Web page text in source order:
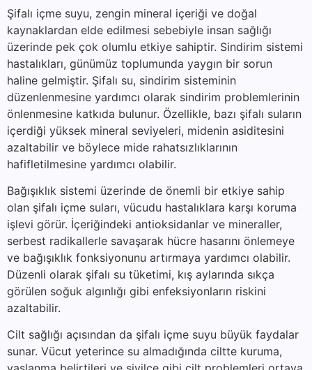
Şifalı içme suyu, zengin mineral içeriği ve doğal
kaynaklardan elde edilmesi sebebiyle insan sağlığı
üzerinde pek çok olumlu etkiye sahiptir. Sindirim sistemi
hastalıkları, günümüz toplumunda yaygın bir sorun
haline gelmiştir. Şifalı su, sindirim sisteminin
düzenlenmesine yardımcı olarak sindirim problemlerinin
önlenmesine katkıda bulunur. Özellikle, bazı şifalı suların
içerdiği yüksek mineral seviyeleri, midenin asiditesini
azaltabilir ve böylece mide rahatsızlıklarının
hafifletilmesine yardımcı olabilir.
Bağışıklık sistemi üzerinde de önemli bir etkiye sahip
olan şifalı içme suları, vücudu hastalıklara karşı koruma
işlevi görür. İçeriğindeki antioksidanlar ve mineraller,
serbest radikallerle savaşarak hücre hasarını önlemeye
ve bağışıklık fonksiyonunu artırmaya yardımcı olabilir.
Düzenli olarak şifalı su tüketimi, kış aylarında sıkça
görülen soğuk algınlığı gibi enfeksiyonların riskini
azaltabilir.
Cilt sağlığı açısından da şifalı içme suyu büyük faydalar
sunar. Vücut yeterince su almadığında ciltte kuruma,